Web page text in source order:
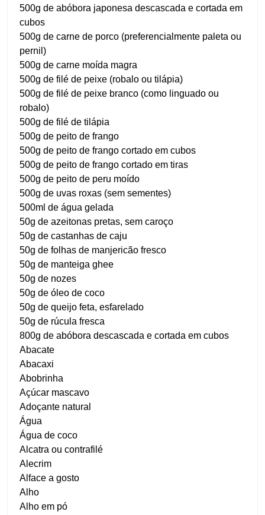
500g de abóbora japonesa descascada e cortada em
cubos
500g de carne de porco (preferencialmente paleta ou
pernil)
500g de carne moída magra
500g de filé de peixe (robalo ou tilápia)
500g de filé de peixe branco (como linguado ou
robalo)
500g de filé de tilápia
500g de peito de frango
500g de peito de frango cortado em cubos
500g de peito de frango cortado em tiras
500g de peito de peru moído
500g de uvas roxas (sem sementes)
500ml de água gelada
50g de azeitonas pretas, sem caroço
50g de castanhas de caju
50g de folhas de manjericão fresco
50g de manteiga ghee
50g de nozes
50g de óleo de coco
50g de queijo feta, esfarelado
50g de rúcula fresca
800g de abóbora descascada e cortada em cubos
Abacate
Abacaxi
Abobrinha
Açúcar mascavo
Adoçante natural
Água
Água de coco
Alcatra ou contrafilé
Alecrim
Alface a gosto
Alho
Alho em pó